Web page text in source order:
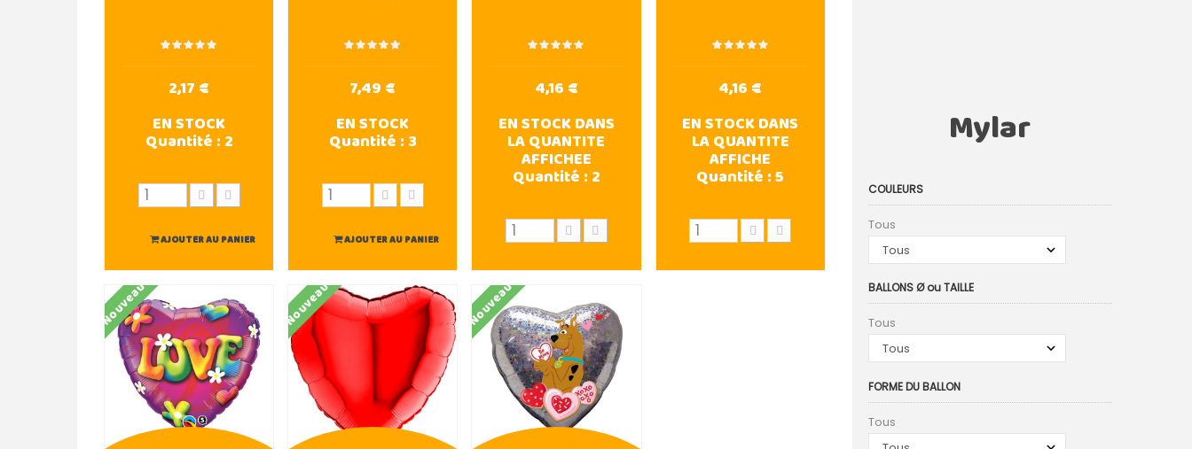
2,17 €
EN STOCK
Quantité :2
AJOUTER AU PANIER
7,49 €
EN STOCK
Quantité :3
AJOUTER AU PANIER
4,16 €
EN STOCK DANS
LA QUANTITE
AFFICHEE
Quantité :2
AJOUTER AU PANIER
4,16 €
EN STOCK DANS
LA QUANTITE
AFFICHE
Quantité :5
AJOUTER AU PANIER
Nouveau Nouveau Nouveau
Mylar
COULEURS
Tous
BALLONS Ø ou TAILLE
Tous
FORME DU BALLON
Tous